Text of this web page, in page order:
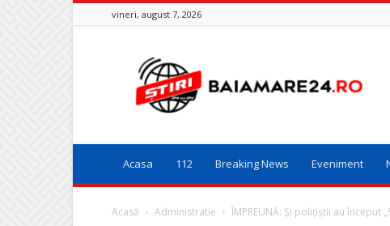
vineri, august 7, 2026
Baia
Mare
24
Acasa 112 Breaking News Eveniment
Acasă Administratie ÎMPREUNĂ: Și polițiștii au început